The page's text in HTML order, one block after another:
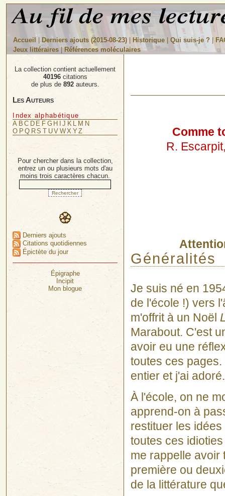
Accueil | Derniers ajouts (2015-08-23) | Historique| Qui suis-je ? |
Jeux littéraires| Références moléculaires
Comme
R.
Généralités
Je suis né en
de l'école !) vers
m'offrit à un Noël
Marabout. C'est
avoir eu une
toutes ces pages.
entier et j'ai
À l'école, on ne
apprend-on à
restituer les
toutes ces
me rappelle
première ou
de la littérature
La collection contient actuellement
40196citations
de plus de 892auteurs.
Les Auteurs
Index alphabétique
A BC D E F G H IJ K L M N
O PQ RST UV WX YZ
Pour chercher dans la collection,
entrez un ou plusieurs mots d'au
moins trois caractères chacun.
Derniers ajouts
Citations quotidiennes
Épictète du jour
Épigraphe
Incipit
Mon blogue